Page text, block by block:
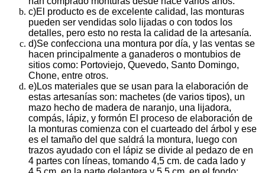
c)El producto es de excelente calidad, las monturas
pueden ser vendidas solo lijadas o con todos los
detalles, pero esto no resta la calidad de la artesanía.
d)Se confecciona una montura por día, y las ventas se
hacen principalmente a ganaderos o montubios de
sitios como: Portoviejo, Quevedo, Santo Domingo,
Chone, entre otros.
e)Los materiales que se usan para la elaboración de
estas artesanías son: machetes (de varios tipos), un
mazo hecho de madera de naranjo, una lijadora,
compás, lápiz, y formón El proceso de elaboración de
la monturas comienza con el cuarteado del árbol y ese
es el tamaño del que saldrá la montura, luego con
trazos ayudado con el lápiz se divide al pedazo de en
4 partes con líneas, tomando 4,5 cm. de cada lado y